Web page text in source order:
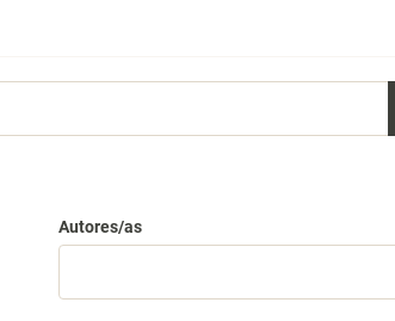
Autores/as